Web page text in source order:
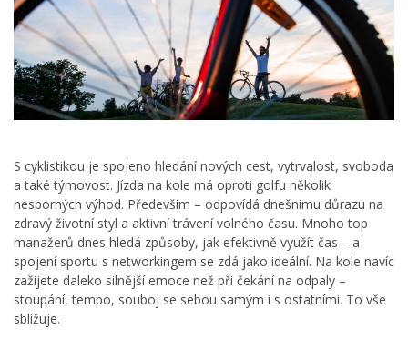
S cyklistikou je spojeno hledání nových cest, vytrvalost, svoboda
a také týmovost. Jízda na kole má oproti golfu několik
nesporných výhod. Především – odpovídá dnešnímu důrazu na
zdravý životní styl a aktivní trávení volného času. Mnoho top
manažerů dnes hledá způsoby, jak efektivně využít čas – a
spojení sportu s networkingem se zdá jako ideální. Na kole navíc
zažijete daleko silnější emoce než při čekání na odpaly –
stoupání, tempo, souboj se sebou samým i s ostatními. To vše
sbližuje.